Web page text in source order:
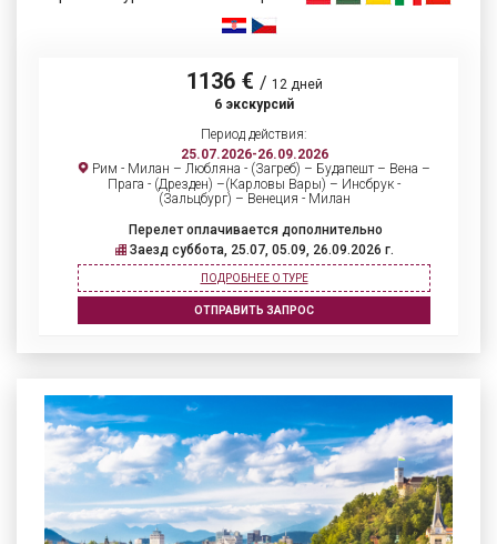
1136 € / 12 дней
6 экскурсий
Период действия:
25.07.2026-26.09.2026
Рим - Милан – Любляна - (Загреб) – Будапешт – Вена –
Прага - (Дрезден) –(Карловы Вары) – Инсбрук -
(Зальцбург) – Венеция - Милан
Перелет оплачивается дополнительно
Заезд суббота, 25.07, 05.09, 26.09.2026 г.
ПОДРОБНЕЕ О ТУРЕ
ОТПРАВИТЬ ЗАПРОС